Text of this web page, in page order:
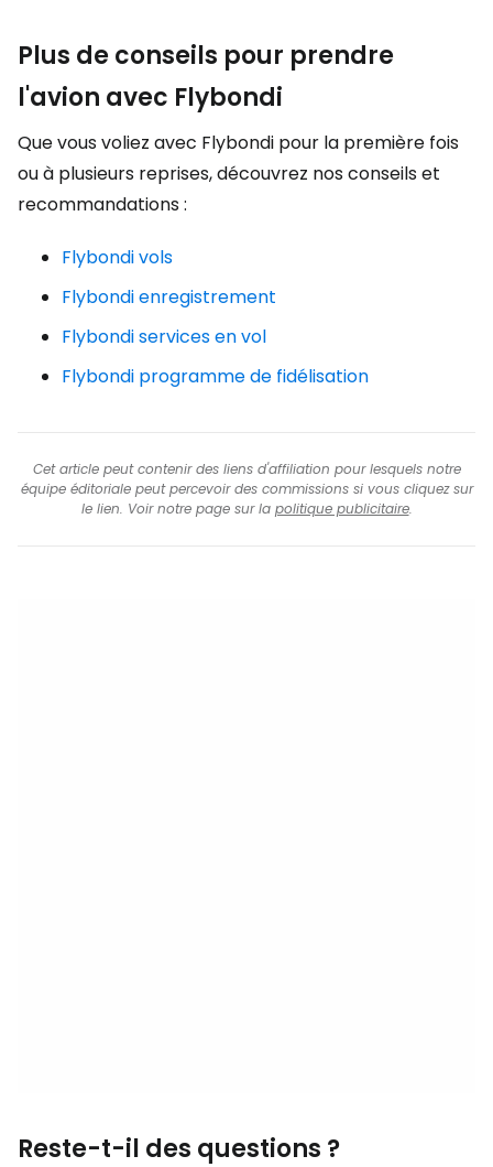
Plus de conseils pour prendre
l'avion avec Flybondi
Que vous voliez avec Flybondi pour la première fois
ou à plusieurs reprises, découvrez nos conseils et
recommandations :
Flybondi vols
Flybondi enregistrement
Flybondi services en vol
Flybondi programme de fidélisation
Cet article peut contenir des liens d'affiliation pour lesquels notre
équipe éditoriale peut percevoir des commissions si vous cliquez sur
le lien. Voir notre page sur la politique publicitaire.
Reste-t-il des questions ?